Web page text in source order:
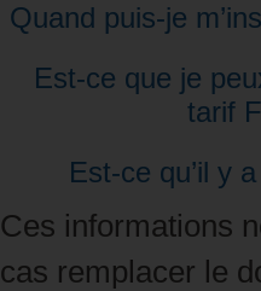
Quand puis‑je
Est-ce que je
tarif
Est-ce qu’il y
Ces informations
cas remplacer le